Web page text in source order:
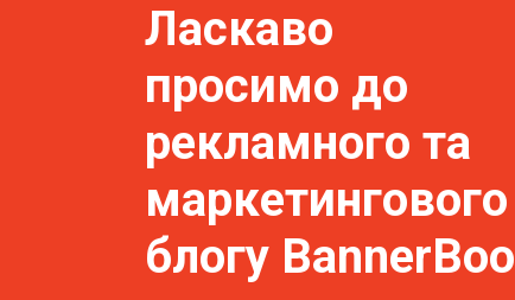
Ласкаво
просимо до
рекламного та
маркетингового
блогу BannerBoo